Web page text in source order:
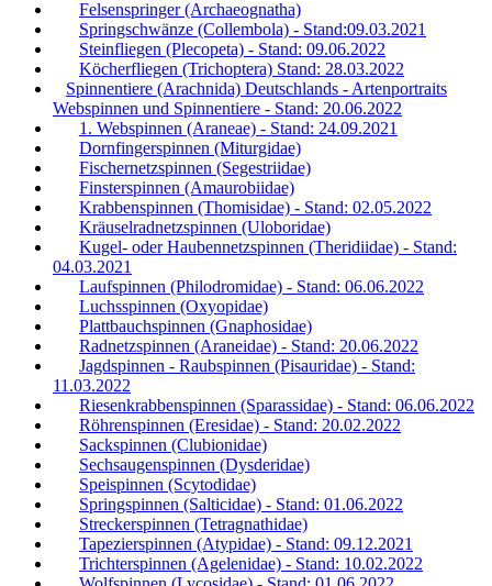
Felsenspringer (Archaeognatha)
Springschwänze (Collembola) - Stand:09.03.2021
Steinfliegen (Plecopeta) - Stand: 09.06.2022
Köcherfliegen (Trichoptera) Stand: 28.03.2022
Spinnentiere (Arachnida) Deutschlands - Artenportraits
Webspinnen und Spinnentiere - Stand: 20.06.2022
1. Webspinnen (Araneae) - Stand: 24.09.2021
Dornfingerspinnen (Miturgidae)
Fischernetzspinnen (Segestriidae)
Finsterspinnen (Amaurobiidae)
Krabbenspinnen (Thomisidae) - Stand: 02.05.2022
Kräuselradnetzspinnen (Uloboridae)
Kugel- oder Haubennetzspinnen (Theridiidae) - Stand:
04.03.2021
Laufspinnen (Philodromidae) - Stand: 06.06.2022
Luchsspinnen (Oxyopidae)
Plattbauchspinnen (Gnaphosidae)
Radnetzspinnen (Araneidae) - Stand: 20.06.2022
Jagdspinnen - Raubspinnen (Pisauridae) - Stand:
11.03.2022
Riesenkrabbenspinnen (Sparassidae) - Stand: 06.06.2022
Röhrenspinnen (Eresidae) - Stand: 20.02.2022
Sackspinnen (Clubionidae)
Sechsaugenspinnen (Dysderidae)
Speispinnen (Scytodidae)
Springspinnen (Salticidae) - Stand: 01.06.2022
Streckerspinnen (Tetragnathidae)
Tapezierspinnen (Atypidae) - Stand: 09.12.2021
Trichterspinnen (Agelenidae) - Stand: 10.02.2022